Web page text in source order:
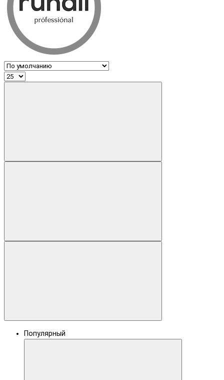
Популярный